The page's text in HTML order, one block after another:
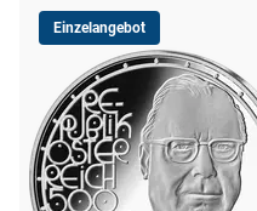
Einzelangebot